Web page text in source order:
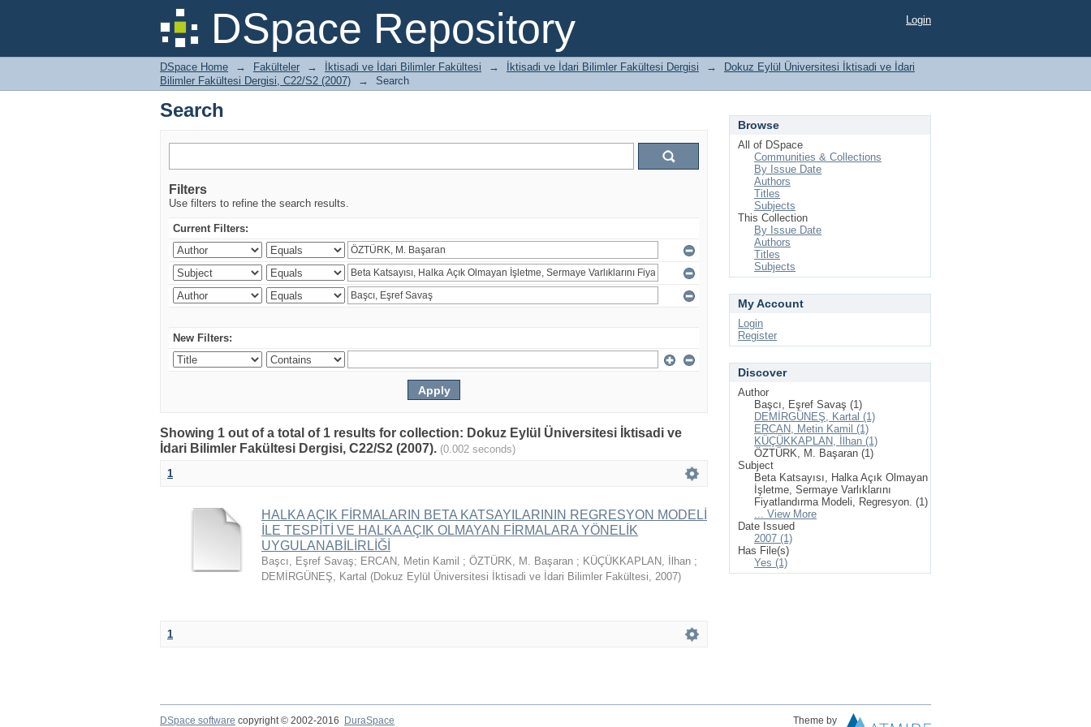
DSpace Repository
Search Login
DSpace Home → Fakülteler → İktisadi ve İdari Bilimler Fakültesi → İktisadi ve İdari Bilimler Fakültesi Dergisi →
Dokuz Eylül Üniversitesi İktisadi ve İdari
Bilimler Fakültesi Dergisi, C22/S2 (2007)
→ Search
Search
Filters
Use filters to refine the search results.
Current Filters:
New Filters:
Showing 1 out of a total of 1 results for collection: Dokuz Eylül Üniversitesi İktisadi ve
İdari Bilimler Fakültesi Dergisi, C22/S2 (2007). (0.002 seconds)
1
HALKA AÇIK FİRMALARIN BETA KATSAYILARININ REGRESYON MODELİ
İLE TESPİTİ VE HALKA AÇIK OLMAYAN FİRMALARA YÖNELİK
UYGULANABİLİRLİĞİ
Başcı, Eşref Savaş; ERCAN, Metin Kamil ; ÖZTÜRK, M. Başaran ; KÜÇÜKKAPLAN, İlhan ;
DEMİRGÜNEŞ, Kartal (Dokuz Eylül Üniversitesi İktisadi ve İdari Bilimler Fakültesi, 2007)
1
Browse
All of DSpace
Communities & Collections
By Issue Date
Authors
Titles
Subjects
This Collection
By Issue Date
Authors
Titles
Subjects
My Account
Login
Register
Discover
Author
Başcı, Eşref Savaş (1)
DEMİRGÜNEŞ, Kartal (1)
ERCAN, Metin Kamil (1)
KÜÇÜKKAPLAN, İlhan (1)
ÖZTÜRK, M. Başaran (1)
Subject
Beta Katsayısı, Halka Açık Olmayan
İşletme, Sermaye Varlıklarını
Fiyatlandırma Modeli, Regresyon. (1)
... View More
Date Issued
2007 (1)
Has File(s)
Yes (1)
DSpace software copyright © 2002-2016 DuraSpace Theme by